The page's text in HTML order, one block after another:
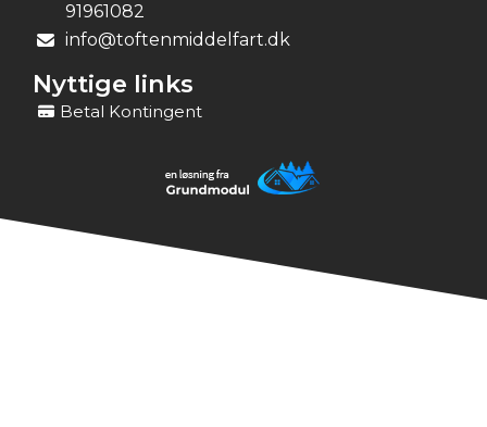
91961082
info@toftenmiddelfart.dk
Nyttige links
Betal Kontingent